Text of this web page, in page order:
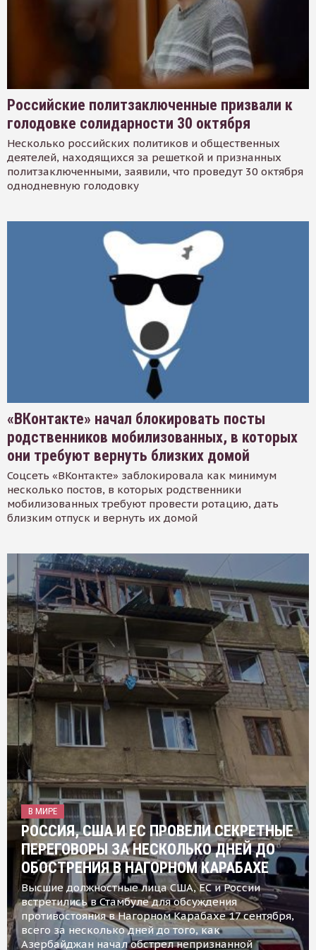
Российские политзаключенные призвали к
голодовке солидарности 30 октября
Несколько российских политиков и общественных
деятелей, находящихся за решеткой и признанных
политзаключенными, заявили, что проведут 30 октября
однодневную голодовку
«ВКонтакте» начал блокировать посты
родственников мобилизованных, в которых
они требуют вернуть близких домой
Соцсеть «ВКонтакте» заблокировала как минимум
несколько постов, в которых родственники
мобилизованных требуют провести ротацию, дать
близким отпуск и вернуть их домой
В МИРЕ
РОССИЯ, США И ЕС ПРОВЕЛИ СЕКРЕТНЫЕ
ПЕРЕГОВОРЫ ЗА НЕСКОЛЬКО ДНЕЙ ДО
ОБОСТРЕНИЯ В НАГОРНОМ КАРАБАХЕ
Высшие должностные лица США, ЕС и России
встретились в Стамбуле для обсуждения
противостояния в Нагорном Карабахе 17 сентября,
всего за несколько дней до того, как
Азербайджан начал обстрел непризнанной